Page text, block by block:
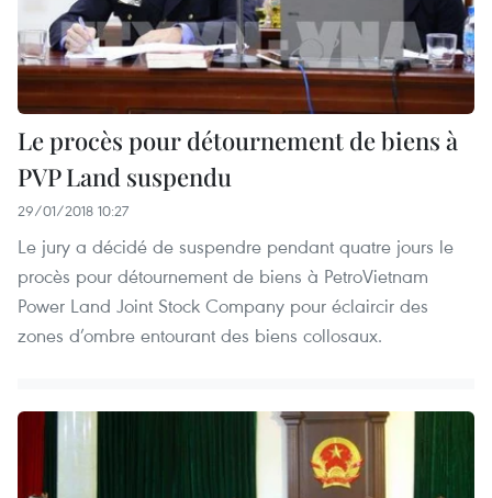
Le procès pour détournement de biens à
PVP Land suspendu
29/01/2018 10:27
Le jury a décidé de suspendre pendant quatre jours le
procès pour détournement de biens à PetroVietnam
Power Land Joint Stock Company pour éclaircir des
zones d’ombre entourant des biens collosaux.